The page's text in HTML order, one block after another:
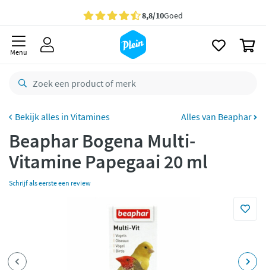
Gratisbezorging vanaf 35,- *
Bestelling uiterlijkzaterdag
retourneren
Betaal met Klarna
Menu
Vitamines Alles van Beaphar
Beaphar Bogena Multi-
Vitamine Papegaai 20 ml
Schrijf als eerste een review